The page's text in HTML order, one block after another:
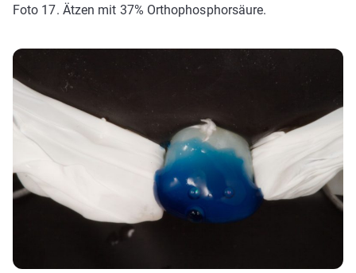
Foto 17. Ätzen mit 37% Orthophosphorsäure.